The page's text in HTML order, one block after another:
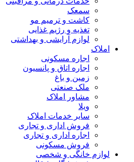
سمعک
کاشت و ترمیم مو
تغذیه و رژیم غذایی
لوازم آرایشی و بهداشتی
املاک
اجاره مسکونی
اجاره اتاق و پانسیون
زمین و باغ
ملک صنعتی
مشاور املاک
ویلا
سایر خدمات املاک
فروش اداری و تجاری
اجاره اداری و تجاری
فروش مسکونی
لوازم خانگی و شخصی